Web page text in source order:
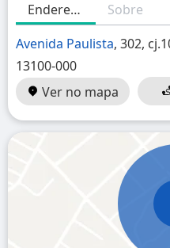
Endereço
Sobre
Avenida Paulista, 302,
13100-000
Ver no mapa